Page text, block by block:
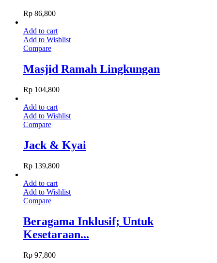
Rp 86,800
Add to cart
Add to Wishlist
Compare
Masjid Ramah Lingkungan
Rp 104,800
Add to cart
Add to Wishlist
Compare
Jack & Kyai
Rp 139,800
Add to cart
Add to Wishlist
Compare
Beragama Inklusif; Untuk
Kesetaraan...
Rp 97,800